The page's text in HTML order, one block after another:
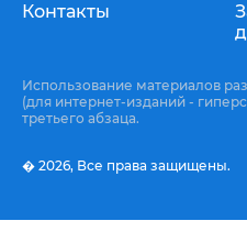
Контакты
Использование материалов
(для интернет-изданий -
третьего абзаца.
� 2026, Все права защищены.